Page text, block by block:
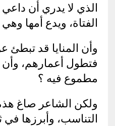
الذي لا يدري أن داعي
الفتاة، ويدع أمها
وأن المنايا قد
فتطول أعمارهم، وأن
مطموع فيه ؟
ولكن الشاعر صاغ
التناسب، وأبرزها